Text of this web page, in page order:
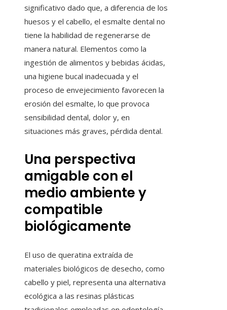
significativo dado que, a diferencia de los
huesos y el cabello, el esmalte dental no
tiene la habilidad de regenerarse de
manera natural. Elementos como la
ingestión de alimentos y bebidas ácidas,
una higiene bucal inadecuada y el
proceso de envejecimiento favorecen la
erosión del esmalte, lo que provoca
sensibilidad dental, dolor y, en
situaciones más graves, pérdida dental.
Una perspectiva
amigable con el
medio ambiente y
compatible
biológicamente
El uso de queratina extraída de
materiales biológicos de desecho, como
cabello y piel, representa una alternativa
ecológica a las resinas plásticas